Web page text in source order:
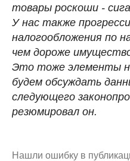
товары роскоши -
У нас также
налогообложения по
чем дороже
Это тоже элементы
будем обсуждать
следующего
резюмировал он.
Нашли ошибку в